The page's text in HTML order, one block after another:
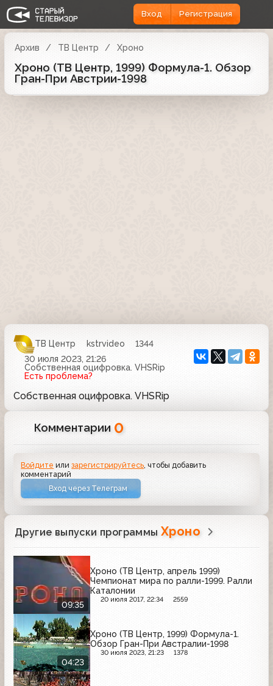
Вход Регистрация
Архив ТВ Центр Хроно
Хроно (ТВ Центр, 1999) Формула-1. Обзор
Гран-При Австрии-1998
ТВ Центр kstrvideo
1344
30 июля 2023, 21:26
Собственная оцифровка. VHSRip
Есть проблема?
Собственная оцифровка. VHSRip
Комментарии 0
Войдите илизарегистрируйтесь , чтобы добавить
комментарий
Вход через Телеграм
Другие выпуски программы Хроно
09:35
Хроно (ТВ Центр, апрель 1999)
Чемпионат мира по ралли-1999. Ралли
Каталонии
20 июля 2017, 22:34 2559
04:23
Хроно (ТВ Центр, 1999) Формула-1.
Обзор Гран-При Австралии-1998
30 июля 2023, 21:23 1378